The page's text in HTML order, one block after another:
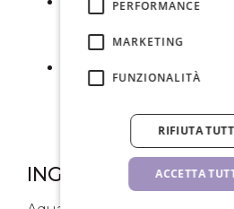
dei capelli, ne
robusto.
Zinco
: Un elemento
l'incorporazione della
cheratina, favorendo
della crescita dei
INGREDIENTI
PERFORMANCE
MARKETING
FUNZIONALITÀ
ACCETTA
RIFIUTA